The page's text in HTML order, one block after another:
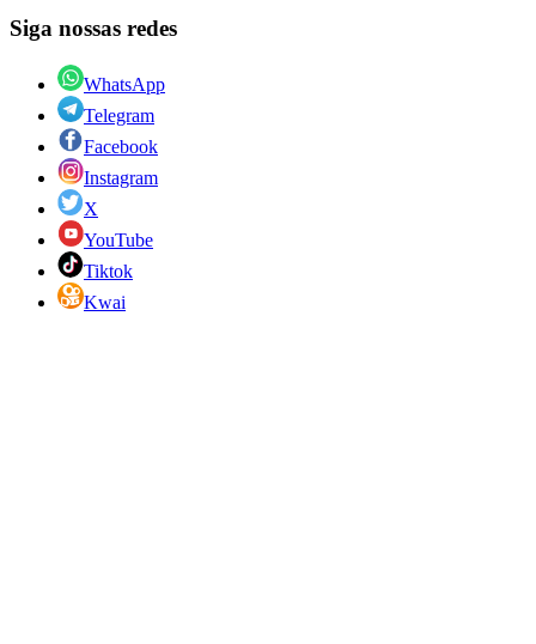
Siga nossas redes
WhatsApp
Telegram
Facebook
Instagram
X
YouTube
Tiktok
Kwai